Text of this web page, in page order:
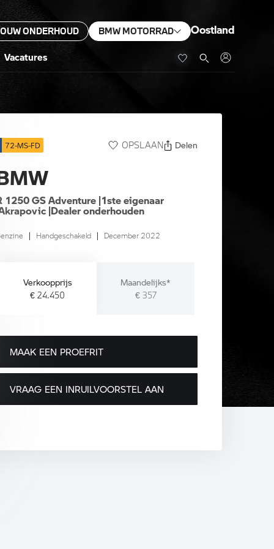
ONDERHOUD BMW MOTORRAD Oostland
Vacatures
72-MS-FD OPSLAAN Delen
1250 GS Adventure |1ste eigenaar
|Dealer onderhouden
| Handgeschakeld | December 2022
Verkoopprijs
€ 24.450
Maandelijks*
€ 357
MAAK EEN PROEFRIT
VRAAG EEN INRUILVOORSTEL AAN